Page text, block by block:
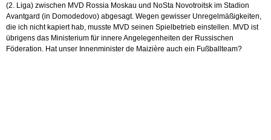
(2. Liga) zwischen MVD Rossia Moskau und NoSta Novotroitsk im Stadion
Avantgard (in Domodedovo) abgesagt. Wegen gewisser Unregelmäßigkeiten,
die ich nicht kapiert hab, musste MVD seinen Spielbetrieb einstellen. MVD ist
übrigens das Ministerium für innere Angelegenheiten der Russischen
Föderation. Hat unser Innenminister de Maizière auch ein Fußballteam?